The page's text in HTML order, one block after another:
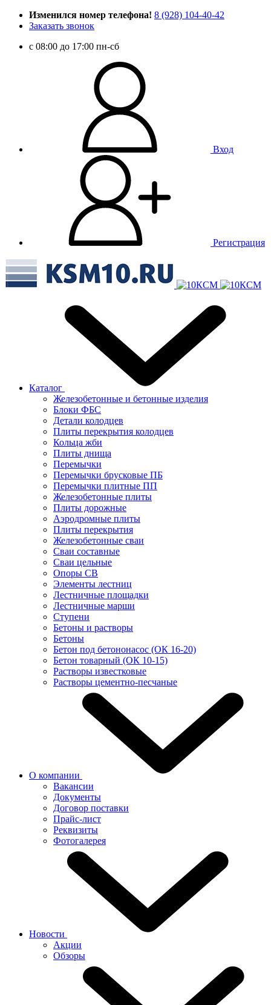
Изменился номер телефона! 8 (928) 104-40-42
Заказать звонок
c 08:00 до 17:00 пн-сб
Вход
Регистрация
Каталог
Железобетонные и бетонные изделия
Блоки ФБС
Детали колодцев
Плиты перекрытия колодцев
Кольца жби
Плиты днища
Перемычки
Перемычки брусковые ПБ
Перемычки плитные ПП
Железобетонные плиты
Плиты дорожные
Аэродромные плиты
Плиты перекрытия
Железобетонные сваи
Сваи составные
Сваи цельные
Опоры СВ
Элементы лестниц
Лестничные площадки
Лестничные марши
Ступени
Бетоны и растворы
Бетоны
Бетон под бетононасос (ОК 16-20)
Бетон товарный (ОК 10-15)
Растворы известковые
Растворы цементно-песчаные
О компании
Вакансии
Документы
Договор поставки
Прайс-лист
Реквизиты
Фотогалерея
Новости
Акции
Обзоры